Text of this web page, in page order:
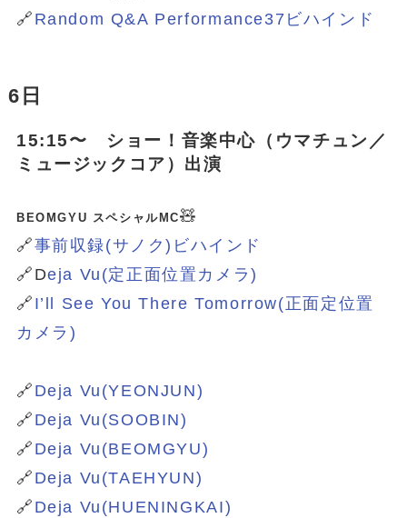
🔗 Random Q&A Performance37ビハインド
6日
15:15〜 ショー！音楽中心（ウマチュン／
ミュージックコア）出演
BEOMGYU スペシャルMC🧸
🔗事前収録(サノク)ビハインド
🔗Deja Vu(定正面位置カメラ)
🔗 I’ll See You There Tomorrow(正面定位置
カメラ)
🔗 Deja Vu(YEONJUN)
🔗 Deja Vu(SOOBIN)
🔗 Deja Vu(BEOMGYU)
🔗 Deja Vu(TAEHYUN)
🔗 Deja Vu(HUENINGKAI)